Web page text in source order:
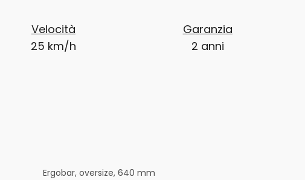
Velocità
25 km/h
Garanzia
2 anni
Ergobar, oversize, 640 mm